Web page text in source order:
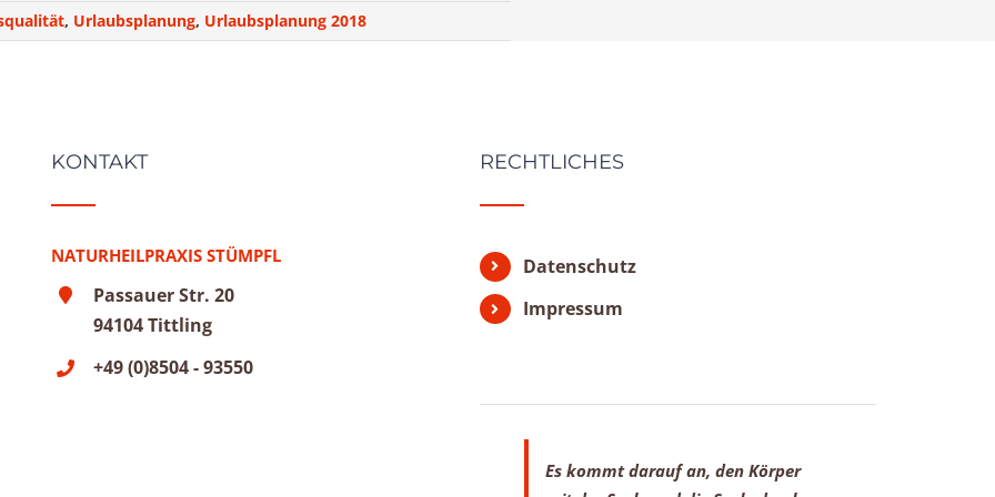
, Urlaubsplanung, Urlaubsplanung 2018
KONTAKT
NATURHEILPRAXIS STÜMPFL
Passauer Str. 20
94104 Tittling
+49 (0)8504 - 93550
RECHTLICHES
Datenschutz
Impressum
Es kommt darauf an, den Körper